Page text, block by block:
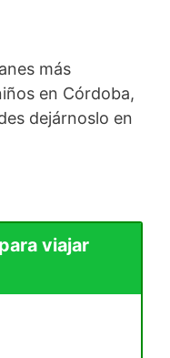
más
en Córdoba,
dejárnoslo en
viajar